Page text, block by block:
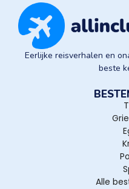
Eerlijke reisverhalen en
beste
Alle